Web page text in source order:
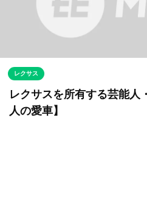
レクサス
レクサスを所有する芸能人
人の愛車】